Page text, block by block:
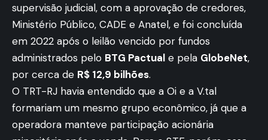
supervisão judicial, com a aprovação de credores,
Ministério Público, CADE e Anatel, e foi concluída
em 2022 após o leilão vencido por fundos
administrados pelo BTG Pactual e pela GlobeNet,
por cerca de R$ 12,9 bilhões.
O TRT-RJ havia entendido que a Oi e a V.tal
formariam um mesmo grupo econômico, já que a
operadora manteve participação acionária